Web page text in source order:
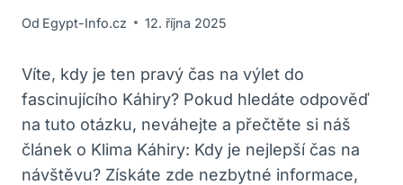
Od Egypt-Info.cz 12. října 2025
Víte, kdy je ten pravý čas na výlet do
fascinujícího Káhiry? Pokud hledáte odpověď
na tuto otázku, neváhejte a přečtěte si náš
článek o Klima Káhiry: Kdy je nejlepší čas na
návštěvu? Získáte zde nezbytné informace,